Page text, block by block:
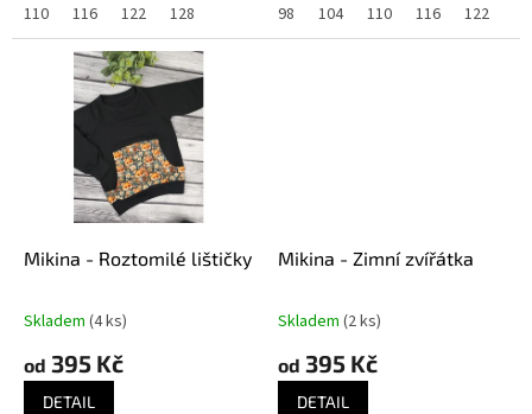
110 116 122 128 98 104 110 116 122
Mikina - Roztomilé lištičky
Skladem (4 ks)
od 395 Kč
DETAIL
Mikina - Zimní zvířátka
Skladem (2 ks)
od 395 Kč
DETAIL